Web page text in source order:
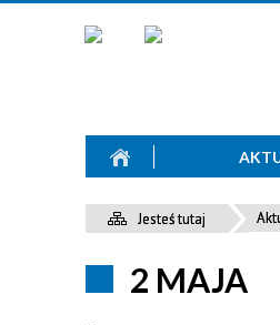
Jesteś tutaj
2 MAJA